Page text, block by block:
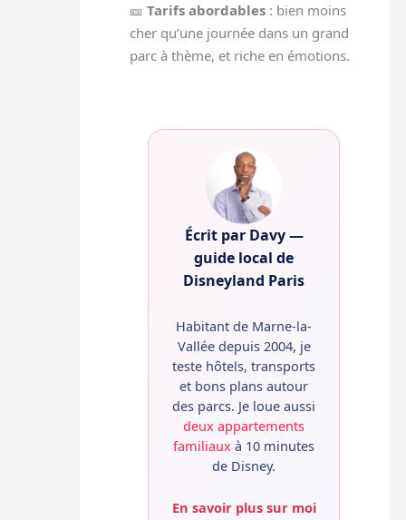
🎫Tarifs abordables : bien moins
cher qu’une journée dans un grand
parc à thème, et riche en émotions.
Écrit par Davy —
guide local de
Disneyland Paris
Habitant de Marne-la-
Vallée depuis 2004, je
teste hôtels, transports
et bons plans autour
des parcs. Je loue aussi
deux appartements
familiaux à 10 minutes
de Disney.
En savoir plus sur moi